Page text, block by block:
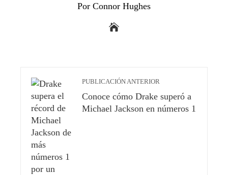
Por Connor Hughes
PUBLICACIÓN ANTERIOR
Conoce cómo Drake superó a
Michael Jackson en números 1